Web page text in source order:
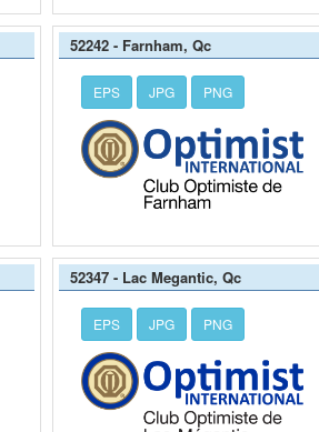
52242 - Farnham, Qc
EPS JPG PNG
52347 - Lac Megantic, Qc
EPS JPG PNG